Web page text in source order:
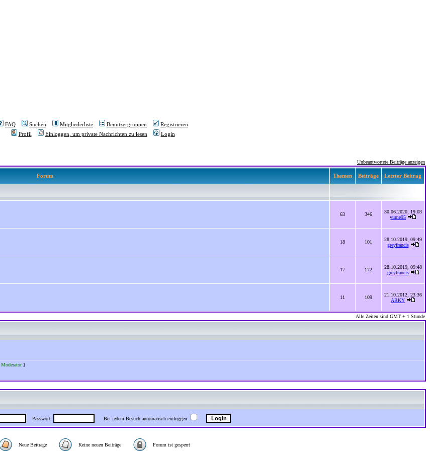
FAQ Suchen Mitgliederliste Benutzergruppen
Registrieren
Profil
Einloggen, um private Nachrichten zu lesen Login
Unbeantwortete Beiträge anzeigen
Forum Themen Beiträge Letzter Beitrag
63 346
30.06.2020, 19:03
yume95
18 101
28.10.2019, 09:49
greyfrancis
17 172
28.10.2019, 09:48
greyfrancis
11 109
21.10.2012, 23:36
ARKY
Alle Zeiten sind GMT + 1 Stunde
Moderator]
Passwort: Bei jedem Besuch automatisch einloggen
Neue Beiträge Keine neuen Beiträge Forum ist gesperrt